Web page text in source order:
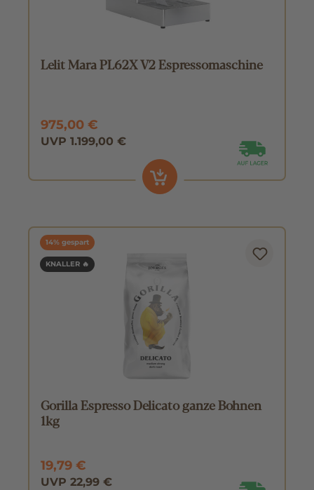
Lelit Mara PL62X V2 Espressomaschine
975,00 €
UVP 1.199,00 €
14% gespart
KNALLER 🔥
Gorilla Espresso Delicato ganze Bohnen
1kg
19,79 €
UVP 22,99 €